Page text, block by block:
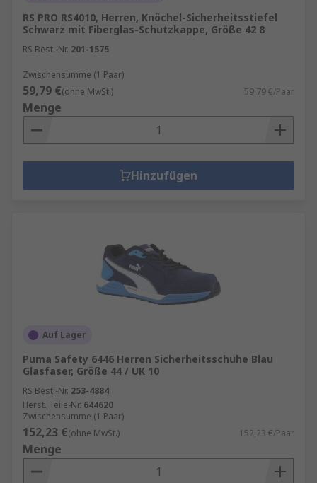
RS PRO RS4010, Herren, Knöchel-Sicherheitsstiefel
Schwarz mit Fiberglas-Schutzkappe, Größe 42 8
RS Best.-Nr. 201-1575
Zwischensumme (1 Paar)
59,79 €(ohne MwSt.) 59,79 €/Paar
Menge
Hinzufügen
Auf Lager
Puma Safety 6446 Herren Sicherheitsschuhe Blau
Glasfaser, Größe 44 / UK 10
RS Best.-Nr. 253-4884
Herst. Teile-Nr. 644620
Zwischensumme (1 Paar)
152,23 €(ohne MwSt.) 152,23 €/Paar
Menge